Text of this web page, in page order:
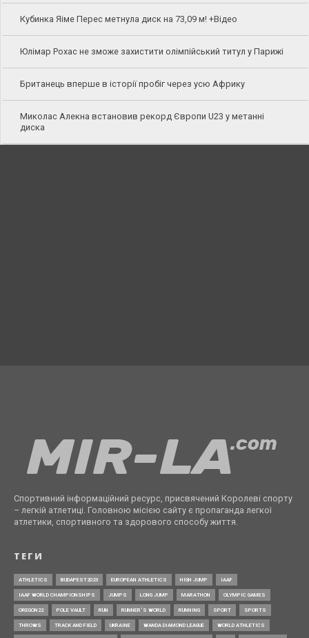
Кубинка Яіме Перес метнула диск на 73,09 м! +Відео
Юлімар Рохас не зможе захистити олімпійський титул у Парижі
Британець вперше в історії пробіг через усю Африку
Миколас Алекна встановив рекорд Європи U23 у метанні
диска
Спортивний інформаційний ресурс, присвячений Королеві спорту
– легкій атлетиці. Головною місією сайту є пропаганда легкої
атлетики, спортивного та здорового способу життя.
ТЕГИ
ATHLETICS BUDAPEST2023 EUROPEAN ATHLETICS HIGH JUMP IAAF
IAAF WORLD CHAMPIONSHIPS JUMPS LONG JUMP MARATHON OLYMPIC GAMES
OREGON22 POLE VAULT RUN RUNNER’S WORLD RUNNING SPORT SPORTS
THROWS TRACK AND FIELD UKRAINE WANDA DIAMOND LEAGUE WORLD ATHLETICS